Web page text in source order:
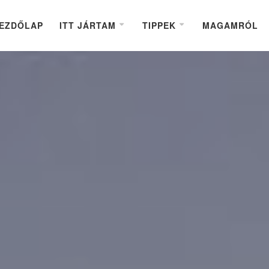
ITT JÁRTAM TIPPEK MAGAMRÓL